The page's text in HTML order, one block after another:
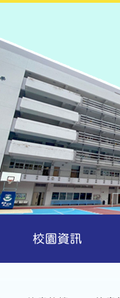
校園資訊